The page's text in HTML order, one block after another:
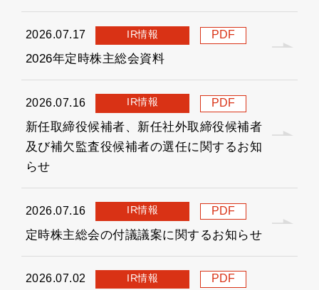
2026.07.17 IR情報 PDF
2026年定時株主総会資料
2026.07.16 IR情報 PDF
新任取締役候補者、新任社外取締役候補者
及び補欠監査役候補者の選任に関するお知
らせ
2026.07.16 IR情報 PDF
定時株主総会の付議議案に関するお知らせ
2026.07.02 IR情報 PDF